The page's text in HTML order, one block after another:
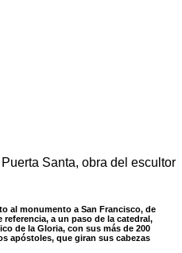
Santa, obra del escultor
al monumento a San Francisco, de
a un paso de la catedral,
de la Gloria, con sus más de 200
apóstoles, que giran sus cabezas